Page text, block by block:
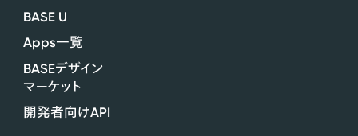
BASE U
Apps一覧
BASEデザイン
マーケット
開発者向けAPI